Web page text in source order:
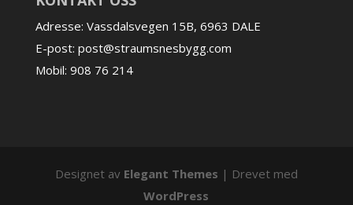
Adresse: Vassdalsvegen 15B, 6963 DALE
E-post: post@straumsnesbygg.com
Mobil: 908 76 214
Designet av Elegant Themes | Drevet med
WordPress